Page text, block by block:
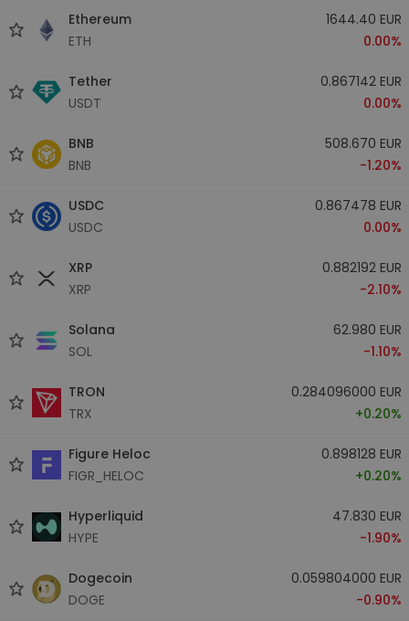
Ethereum
ETH
1644.40 EUR
0.00%
Tether
USDT
0.867142 EUR
0.00%
BNB
BNB
508.670 EUR
-1.20%
USDC
USDC
0.867478 EUR
0.00%
XRP
XRP
0.882192 EUR
-2.10%
Solana
SOL
62.980 EUR
-1.10%
TRON
TRX
0.284096000 EUR
+0.20%
Figure Heloc
FIGR_HELOC
0.898128 EUR
+0.20%
Hyperliquid
HYPE
47.830 EUR
-1.90%
Dogecoin
DOGE
0.059804000 EUR
-0.90%